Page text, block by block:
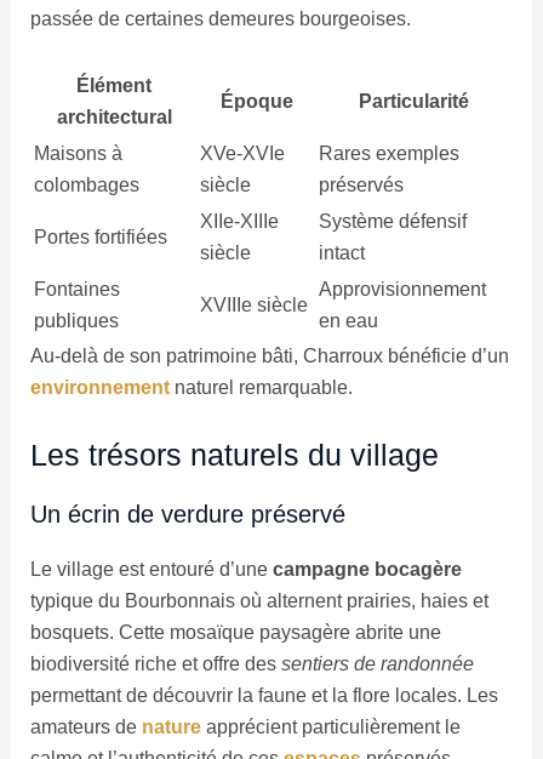
passée de certaines demeures bourgeoises.
Élément
architectural
Époque Particularité
Maisons à
colombages
XVe-XVIe
siècle
Rares exemples
préservés
Portes fortifiées
XIIe-XIIIe
siècle
Système défensif
intact
Fontaines
publiques
XVIIIe siècle
Approvisionnement
en eau
Au-delà de son patrimoine bâti, Charroux bénéficie d’un
environnementnaturel remarquable.
Les trésors naturels du village
Un écrin de verdure préservé
Le village est entouré d’une campagne bocagère
typique du Bourbonnais où alternent prairies, haies et
bosquets. Cette mosaïque paysagère abrite une
biodiversité riche et offre des sentiers de randonnée
permettant de découvrir la faune et la flore locales. Les
amateurs de natureapprécient particulièrement le